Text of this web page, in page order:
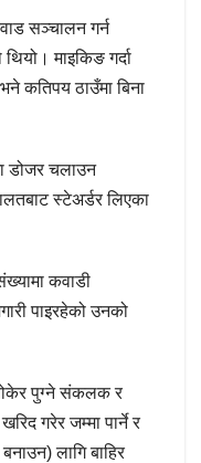
सञ्चालन गर्न
माइकिङ गर्दा
कतिपय ठाउँमा बिना
डोजर चलाउन
स्टेअर्डर लिएका
कवाडी
पाइरहेको उनको
बोकेर पुग्ने संकलक र
गरेर जम्मा पार्ने र
लागि बाहिर